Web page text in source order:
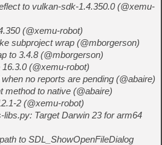
to vulkan-sdk-1.4.350.0 (@xemu-
(@xemu-robot)
subproject wrap (@mborgerson)
to 3.4.8 (@mborgerson)
(@xemu-robot)
no reports are pending (@abaire)
method to native (@abaire)
2 (@xemu-robot)
Target Darwin 23 for arm64
to SDL_ShowOpenFileDialog